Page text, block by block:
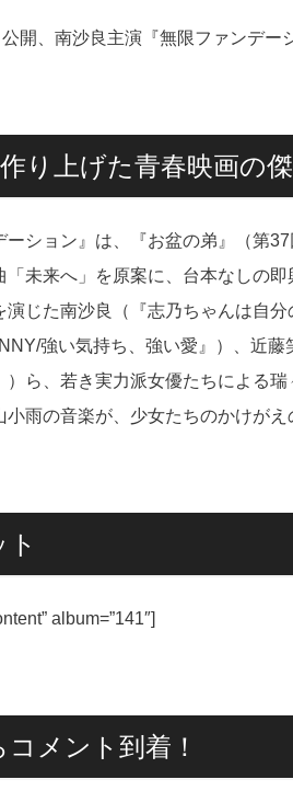
開、南沙良主演『無限ファンデー
作り上げた青春映画の
ーション』は、『お盆の弟』（第
未来へ」を原案に、台本なしの即
演じた南沙良（『志乃ちゃんは自
強い気持ち、強い愛』）、近
）ら、若き実力派女優たちによる
小雨の音楽が、少女たちのかけが
album=”141″]
メント到着！